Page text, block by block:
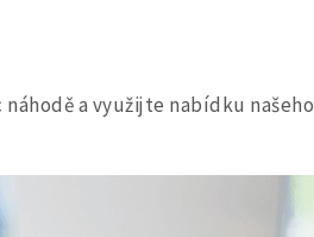
a využijte nabídku našeho